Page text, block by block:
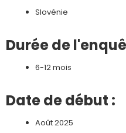
Slovénie
Durée de
6-12 mois
Date de début :
Août 2025